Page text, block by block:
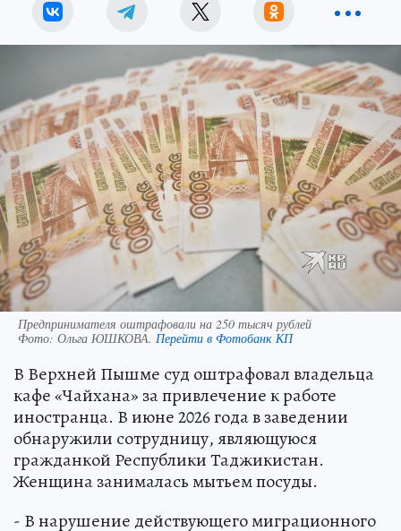
Предпринимателя оштрафовали на 250 тысяч рублей
Фото: Ольга ЮШКОВА. Перейти в Фотобанк КП
В Верхней Пышме суд оштрафовал владельца
кафе «Чайхана» за привлечение к работе
иностранца. В июне 2026 года в заведении
обнаружили сотрудницу, являющуюся
гражданкой Республики Таджикистан.
Женщина занималась мытьем посуды.
- В нарушение действующего миграционного